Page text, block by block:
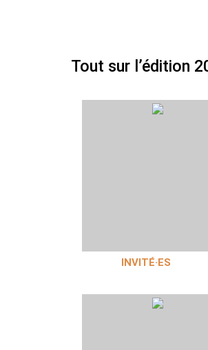
Tout sur l’édition
INVITÉ·ES